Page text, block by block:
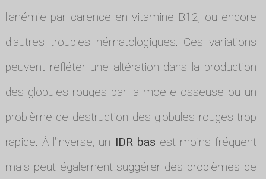
l'anémie par carence en vitamine B12, ou encore
d'autres troubles hématologiques. Ces variations
peuvent refléter une altération dans la production
des globules rouges par la moelle osseuse ou un
problème de destruction des globules rouges trop
rapide. À l'inverse, un IDR bas est moins fréquent
mais peut également suggérer des problèmes de